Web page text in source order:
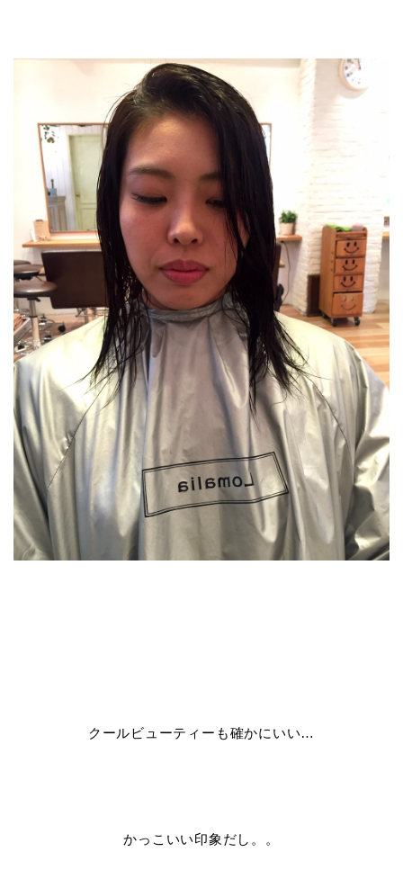
クールビューティーも確かにいい…
かっこいい印象だし。。